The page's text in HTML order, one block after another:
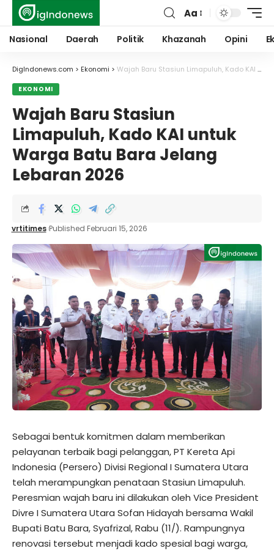
Font
Resizer
Aa
Nasional Daerah Politik Khazanah Opini
DigIndonews.com > Ekonomi > Wajah Baru Stasiun Limapuluh, Kado KAI untuk Warga Batu Bara Jelang Lebaran 2026
EKONOMI
Wajah Baru Stasiun
Limapuluh, Kado KAI untuk
Warga Batu Bara Jelang
Lebaran 2026
vrtitimes Published Februari 15, 2026
Sebagai bentuk komitmen dalam memberikan
pelayanan terbaik bagi pelanggan, PT Kereta Api
Indonesia (Persero) Divisi Regional I Sumatera Utara
telah merampungkan penataan Stasiun Limapuluh.
Peresmian wajah baru ini dilakukan oleh Vice President
Divre I Sumatera Utara Sofan Hidayah bersama Wakil
Bupati Batu Bara, Syafrizal, Rabu (11/). Rampungnya
renovasi tersebut menjadi kado spesial bagi warga,